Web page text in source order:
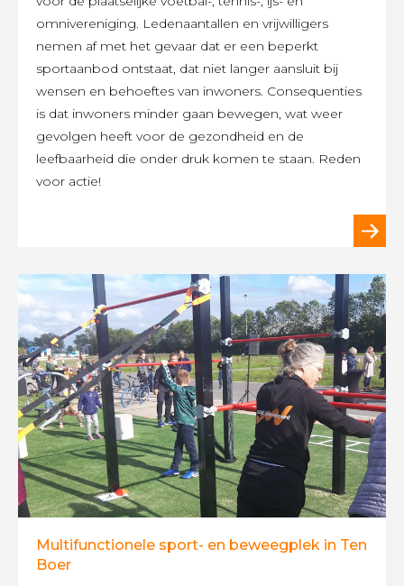
omnivereniging. Ledenaantallen en vrijwilligers
nemen af met het gevaar dat er een beperkt
sportaanbod ontstaat, dat niet langer aansluit bij
wensen en behoeftes van inwoners. Consequenties
is dat inwoners minder gaan bewegen, wat weer
gevolgen heeft voor de gezondheid en de
leefbaarheid die onder druk komen te staan. Reden
voor actie!
Multifunctionele sport- en beweegplek in Ten
Boer